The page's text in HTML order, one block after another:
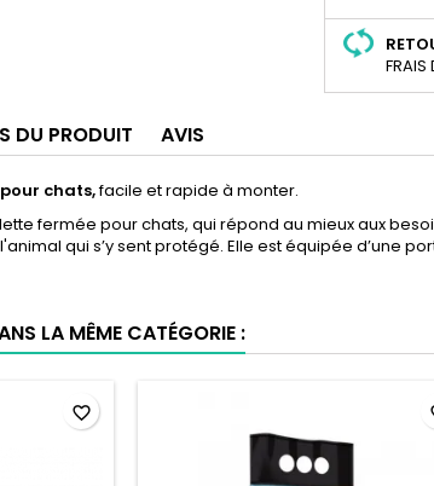
FRAIS
DU PRODUIT AVIS
chats,facile et rapide à monter.
fermée pour chats, qui répond au mieux aux
qui s’y sent protégé. Elle est équipée d’une
LA MÊME CATÉGORIE :
favorite_border